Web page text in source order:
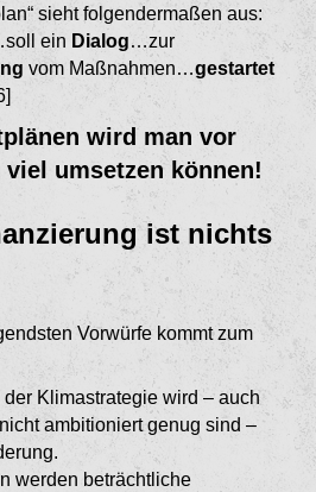
sieht folgendermaßen aus:
ein Dialog…zur
vom Maßnahmen…gestartet
wird man vor
umsetzen können!
ist nichts
Vorwürfe kommt zum
Klimastrategie wird – auch
ambitioniert genug sind –
werden beträchtliche